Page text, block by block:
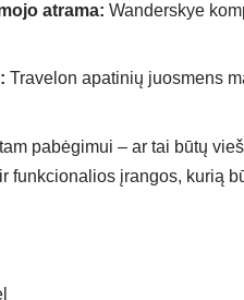
atrama: Wanderskye
Travelon apatinių juosmens
pabėgimui – ar tai būtų
funkcionalios įrangos, kurią